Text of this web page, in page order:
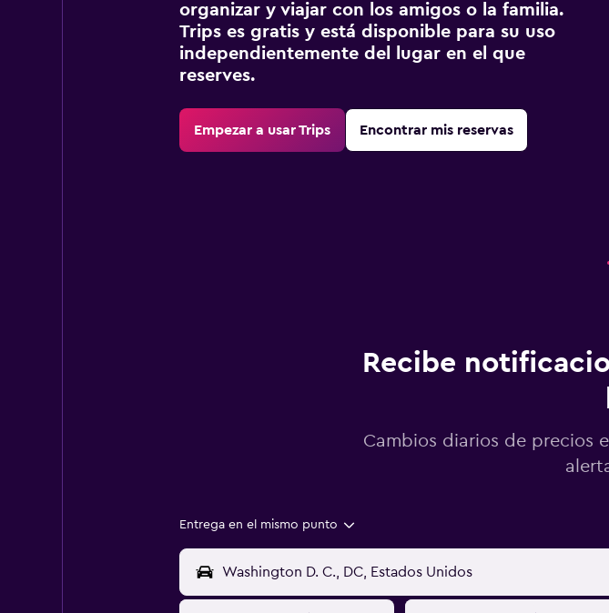
organizar y viajar con los amigos o la familia.
Trips es gratis y está disponible para su uso
independientemente del lugar en el que
reserves.
Empezar a usar Trips Encontrar mis reservas
Recibe
Cambios diarios de precios
Entrega en el mismo punto